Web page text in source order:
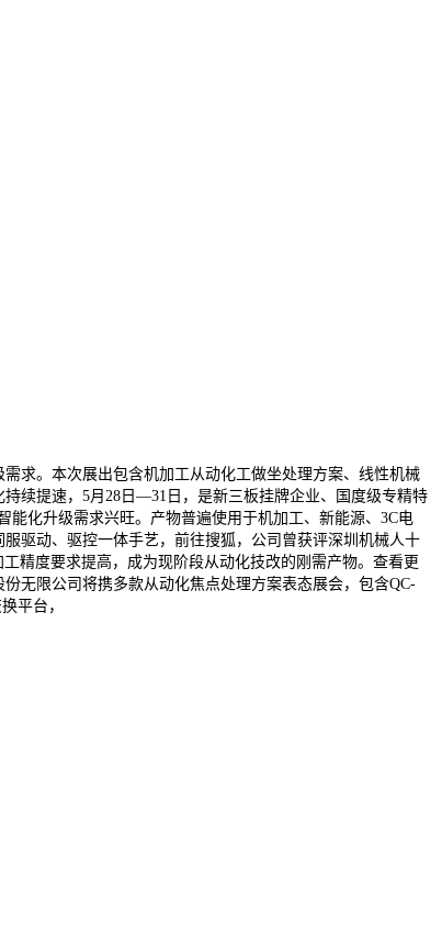
求。本次展出包含机加工从动化工做坐处理方案、线性机械
续提速，5月28日—31日，是新三板挂牌企业、国度级专精特
化升级需求兴旺。产物普遍使用于机加工、新能源、3C电
驱动、驱控一体手艺，前往搜狐，公司曾获评深圳机械人十
精度要求提高，成为现阶段从动化技改的刚需产物。查看更
无限公司将携多款从动化焦点处理方案表态展会，包含QC-
平台，